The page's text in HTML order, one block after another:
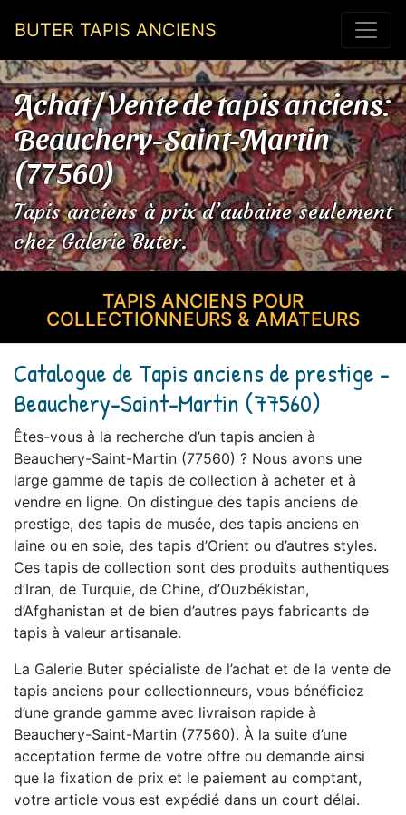
BUTER TAPIS ANCIENS
Achat / Vente de tapis anciens:
Beauchery-Saint-Martin
(77560)
Tapis anciens à prix d’aubaine seulement
chez Galerie Buter.
TAPIS ANCIENS POUR
COLLECTIONNEURS & AMATEURS
Catalogue de Tapis anciens de prestige -
Beauchery-Saint-Martin (77560)
Êtes-vous à la recherche d’un tapis ancien à
Beauchery-Saint-Martin (77560) ? Nous avons une
large gamme de tapis de collection à acheter et à
vendre en ligne. On distingue des tapis anciens de
prestige, des tapis de musée, des tapis anciens en
laine ou en soie, des tapis d’Orient ou d’autres styles.
Ces tapis de collection sont des produits authentiques
d’Iran, de Turquie, de Chine, d’Ouzbékistan,
d’Afghanistan et de bien d’autres pays fabricants de
tapis à valeur artisanale.
La Galerie Buter spécialiste de l’achat et de la vente de
tapis anciens pour collectionneurs, vous bénéficiez
d’une grande gamme avec livraison rapide à
Beauchery-Saint-Martin (77560). À la suite d’une
acceptation ferme de votre offre ou demande ainsi
que la fixation de prix et le paiement au comptant,
votre article vous est expédié dans un court délai.